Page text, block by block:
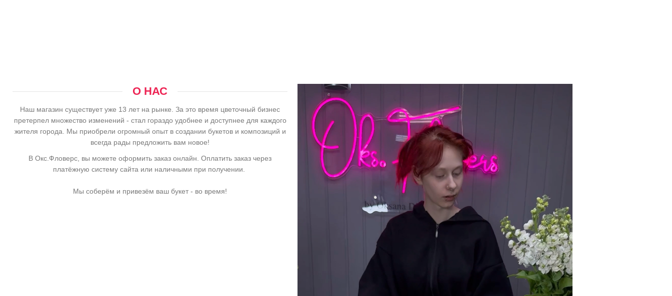
О НАС
Наш магазин существует уже 13 лет на рынке. За это время цветочный бизнес
претерпел множество изменений - стал гораздо удобнее и доступнее для каждого
жителя города. Мы приобрели огромный опыт в создании букетов и композиций и
всегда рады предложить вам новое!
В Окс.Фловерс, вы можете оформить заказ онлайн. Оплатить заказ через
платёжную систему сайта или наличными при получении.
Мы соберём и привезём ваш букет - во время!